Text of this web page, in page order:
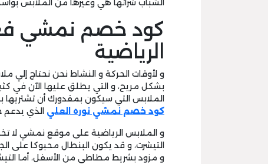
الشباب شرائها هي وغيرها من الملابس
كود خصم نمشي
الرياضية
و لأوقات الحركة و النشاط نحن نحتاج إلي
بشكل مريح، و التي يطلق عليها الآن في
الملابس التي سيكون بمقدورك أن
كود خصم نمشي نوره العلي الذي يدعم
و الملابس الرياضية على موقع نمشي لا
التيشرت، و قد يكون البنطال محبوكا على
و مزود بشريط مطاطي من الأسفل، أما